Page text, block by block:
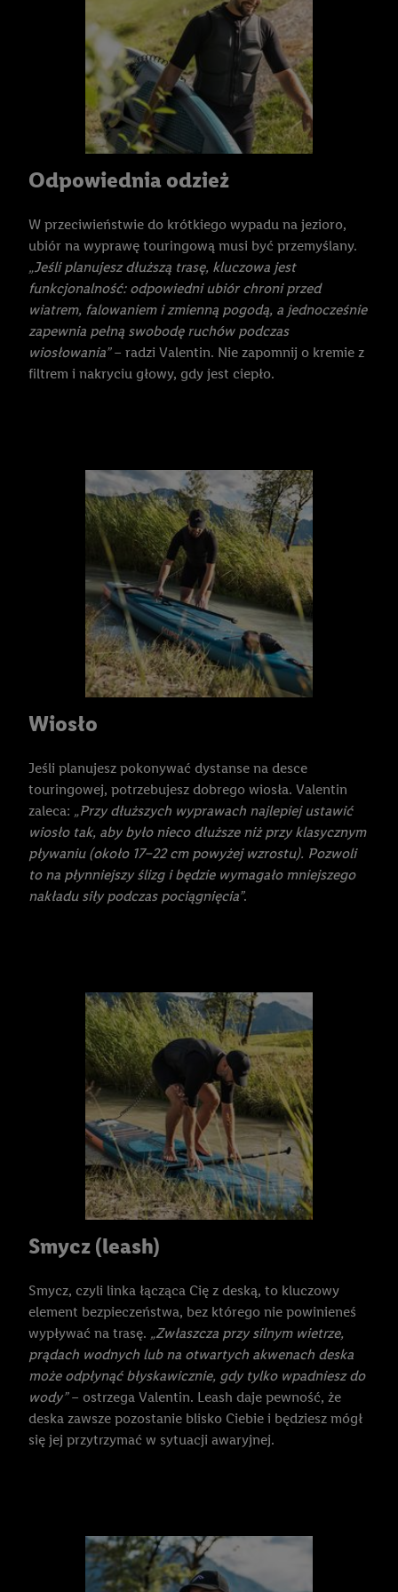
Odpowiednia odzież
W przeciwieństwie do krótkiego wypadu na jezioro,
ubiór na wyprawę touringową musi być przemyślany.
„Jeśli planujesz dłuższą trasę, kluczowa jest
funkcjonalność: odpowiedni ubiór chroni przed
wiatrem, falowaniem i zmienną pogodą, a jednocześnie
zapewnia pełną swobodę ruchów podczas
wiosłowania”– radzi Valentin. Nie zapomnij o kremie z
filtrem i nakryciu głowy, gdy jest ciepło.
Wiosło
Jeśli planujesz pokonywać dystanse na desce
touringowej, potrzebujesz dobrego wiosła. Valentin
zaleca: „Przy dłuższych wyprawach najlepiej ustawić
wiosło tak, aby było nieco dłuższe niż przy klasycznym
pływaniu (około 17–22 cm powyżej wzrostu). Pozwoli
to na płynniejszy ślizg i będzie wymagało mniejszego
nakładu siły podczas pociągnięcia”.
Smycz (leash)
Smycz, czyli linka łącząca Cię z deską, to kluczowy
element bezpieczeństwa, bez którego nie powinieneś
wypływać na trasę. „Zwłaszcza przy silnym wietrze,
prądach wodnych lub na otwartych akwenach deska
może odpłynąć błyskawicznie, gdy tylko wpadniesz do
wody”– ostrzega Valentin. Leash daje pewność, że
deska zawsze pozostanie blisko Ciebie i będziesz mógł
się jej przytrzymać w sytuacji awaryjnej.
wyłącznie technicznie niezbędne technologie. Klikając
"Zgadzam się", użytkownik wyraża zgodę na przetwarzanie
danych we wszystkich wyżej wymienionych celach, w tym na
współpracę ze wszystkimi wymienionymi partnerami. Dalsze
informacje, w tym okresy przechowywania danych i prawo do
cofnięcia zgody w dowolnym momencie ze skutkiem na
przyszłość, można znaleźć w naszejpolityce prywatności
Informacje dot. Administratorów można znaleźć
sekcji "Dostosuj" możesz wyrazić zgodę na poszczególne cele
celów i funkcji wymienionych poniżej w formie słów
kluczowych w kontekście korzystania z IAB TCF do celów
reklamowych i pomiaru wydajności:
Zapewnienie bezpieczeństwa, zapobieganie i wykrywanie
oszustw oraz rozwiązywanie problemów, dostarczanie i
wyświetlanie reklam i treści, synchronizacja i łączenie danych
z różnych źródeł, łączenie różnych urządzeń, identyfikacja
telekomunikacji technologii Utiq do marketingu cyfrowego i:
wykorzystywanie dokładnych danych lokalizacyjnych, analiza
grup docelowych na podstawie statystyk lub łączenia danych
z różnych źródeł, opracowywanie i ulepszanie ofert, pomiar
skuteczności reklam, wykorzystanie ograniczonych danych do
wyboru reklam, wykorzystanie profili do doboru
spersonalizowanych reklam, tworzenie profili na potrzeby
personalizacji reklam, przechowywanie lub dostęp do
informacji na urządzeniu końcowym.
Użycie dokładnych danych geolokalizacyjnych.
Przechowywanie informacji na urządzeniu lub dostęp do
nich. Rozumienie odbiorców dzięki statystyce lub
kombinacji danych z różnych źródeł. Pomiar
spersonalizowanych reklam. Tworzenie profili w celu
spersonalizowanych reklam. Wykorzystywanie
ograniczonych danych do wyboru reklam. Rozwój i
ulepszanie usług.
Lista partnerów (dostawców)